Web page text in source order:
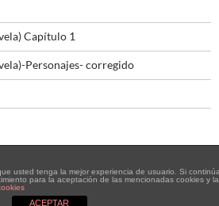
Capítulo 1
Personajes- corregido
usted tenga la mejor experiencia de usuario. Si
para la aceptación de las mencionadas cookies y la
ACEPTAR